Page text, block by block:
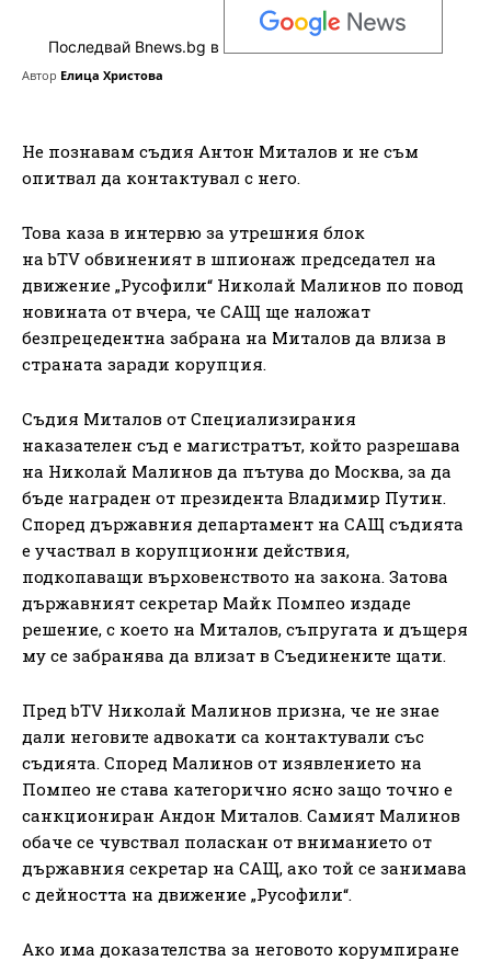
Последвай Bnews.bg в
Автор Елица Христова
Не познавам съдия Антон Миталов и не съм
опитвал да контактувал с него.
Това каза в интервю за утрешния блок
на bTV обвиненият в шпионаж председател на
движение „Русофили“ Николай Малинов по повод
новината от вчера, че САЩ ще наложат
безпрецедентна забрана на Миталов да влиза в
страната заради корупция.
Съдия Миталов от Специализирания
наказателен съд е магистратът, който разрешава
на Николай Малинов да пътува до Москва, за да
бъде награден от президента Владимир Путин.
Според държавния департамент на САЩ съдията
е участвал в корупционни действия,
подкопаващи върховенството на закона. Затова
държавният секретар Майк Помпео издаде
решение, с което на Миталов, съпругата и дъщеря
му се забранява да влизат в Съединените щати.
Пред bTV Николай Малинов призна, че не знае
дали неговите адвокати са контактували със
съдията. Според Малинов от изявлението на
Помпео не става категорично ясно защо точно е
санкциониран Андон Миталов. Самият Малинов
обаче се чувствал поласкан от вниманието от
държавния секретар на САЩ, ако той се занимава
с дейността на движение „Русофили“.
Ако има доказателства за неговото корумпиране